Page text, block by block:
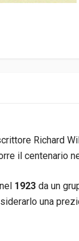
Richard
il centenario
1923 da un
una